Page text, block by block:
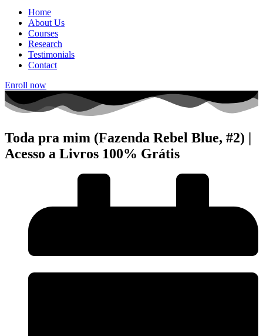
Home
About Us
Courses
Research
Testimonials
Contact
Enroll now
Toda pra mim (Fazenda Rebel Blue, #2) |
Acesso a Livros 100% Grátis